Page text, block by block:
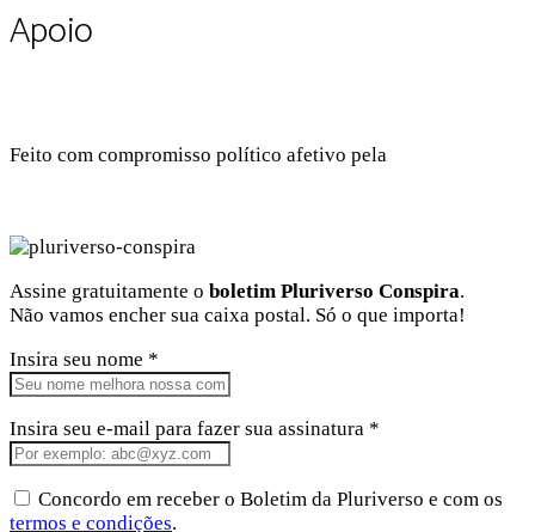
Apoio
Feito com compromisso político afetivo pela
Assine gratuitamente o boletim Pluriverso Conspira.
Não vamos encher sua caixa postal. Só o que importa!
Insira seu nome *
Insira seu e-mail para fazer sua assinatura *
Concordo em receber o Boletim da Pluriverso e com os
termos e condições.